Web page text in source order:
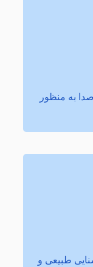
به منظور
طبیعی و